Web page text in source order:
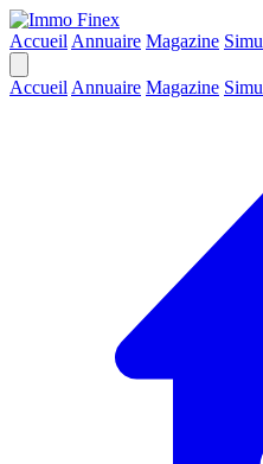
Accueil Annuaire Magazine
Accueil Annuaire Magazine